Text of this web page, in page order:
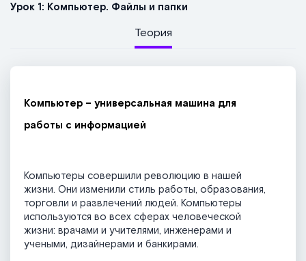
Урок 1: Компьютер. Файлы и папки
Теория
Компьютер – универсальная машина для
работы с информацией
Компьютеры совершили революцию в нашей
жизни. Они изменили стиль работы, образования,
торговли и развлечений людей. Компьютеры
используются во всех сферах человеческой
жизни: врачами и учителями, инженерами и
учеными, дизайнерами и банкирами.